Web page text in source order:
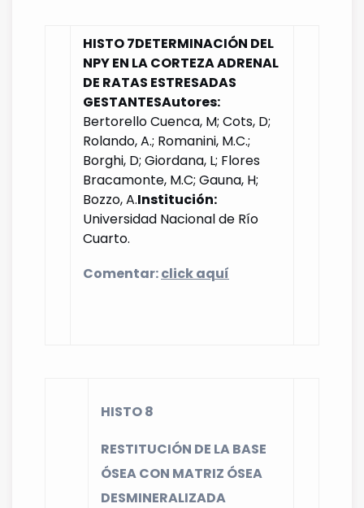
HISTO 7DETERMINACIÓN DEL
NPY EN LA CORTEZA ADRENAL
DE RATAS ESTRESADAS
GESTANTESAutores:
Bertorello Cuenca, M; Cots, D;
Rolando, A.; Romanini, M.C.;
Borghi, D; Giordana, L; Flores
Bracamonte, M.C; Gauna, H;
Bozzo, A.Institución:
Universidad Nacional de Río
Cuarto.
Comentar:click aquí
HISTO 8
RESTITUCIÓN DE LA BASE
ÓSEA CON MATRIZ ÓSEA
DESMINERALIZADA